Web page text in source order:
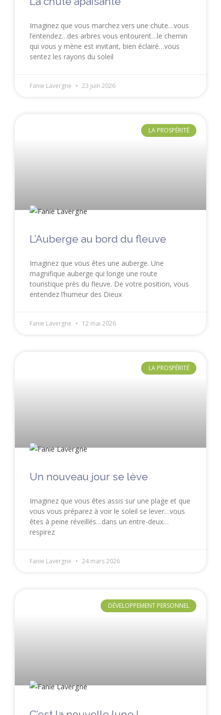
Imaginez que vous marchez vers une chute…vous
l’entendez…des arbres vous entourent…le chemin
qui vous y mène est invitant, bien éclairé…vous
sentez les rayons du soleil
Fanie Lavergne 23 juin 2026
LA PROSPÉRITÉ
L’Auberge au bord du fleuve
Imaginez que vous êtes une auberge. Une
magnifique auberge qui longe une route
touristique près du fleuve. De votre position, vous
entendez l’humeur des Dieux
Fanie Lavergne 12 mai 2026
LA PROSPÉRITÉ
Un nouveau jour se lève
Imaginez que vous êtes assis sur une plage et que
vous vous préparez à voir le soleil se lever…vous
êtes à peine réveillés…dans un entre-deux…
respirez
Fanie Lavergne 24 mars 2026
DÉVELOPPEMENT PERSONNEL